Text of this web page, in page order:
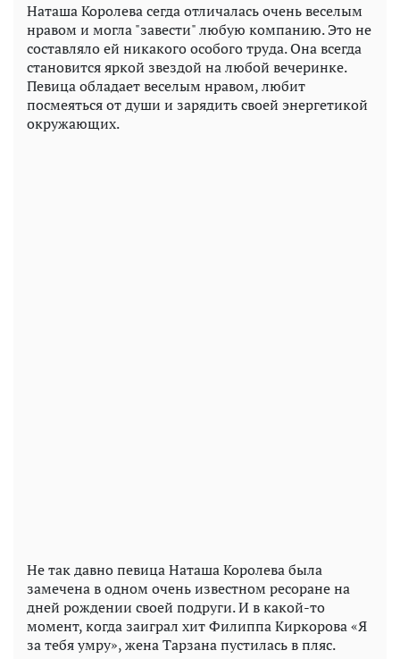
Наташа Королева сегда отличалась очень веселым
нравом и могла "завести" любую компанию. Это не
составляло ей никакого особого труда. Она всегда
становится яркой звездой на любой вечеринке.
Певица обладает веселым нравом, любит
посмеяться от души и зарядить своей энергетикой
окружающих.
Не так давно певица Наташа Королева была
замечена в одном очень известном ресоране на
дней рождении своей подруги. И в какой-то
момент, когда заиграл хит Филиппа Киркорова «Я
за тебя умру», жена Тарзана пустилась в пляс.